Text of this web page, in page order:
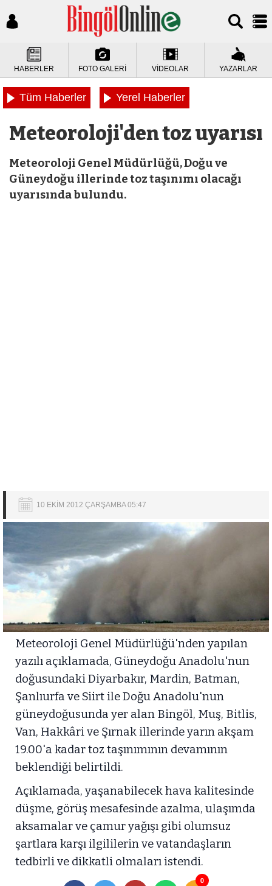
HABERLER FOTO GALERİ VİDEOLAR YAZARLAR
Tüm Haberler Yerel Haberler
Meteoroloji'den toz uyarısı
Meteoroloji Genel Müdürlüğü, Doğu ve
Güneydoğu illerinde toz taşınımı olacağı
uyarısında bulundu.
10 EKİM 2012 ÇARŞAMBA 05:47
Meteoroloji Genel Müdürlüğü'nden yapılan
yazılı açıklamada, Güneydoğu Anadolu'nun
doğusundaki Diyarbakır, Mardin, Batman,
Şanlıurfa ve Siirt ile Doğu Anadolu'nun
güneydoğusunda yer alan Bingöl, Muş, Bitlis,
Van, Hakkâri ve Şırnak illerinde yarın akşam
19.00'a kadar toz taşınımının devamının
beklendiği belirtildi.
Açıklamada, yaşanabilecek hava kalitesinde
düşme, görüş mesafesinde azalma, ulaşımda
aksamalar ve çamur yağışı gibi olumsuz
şartlara karşı ilgililerin ve vatandaşların
tedbirli ve dikkatli olmaları istendi.
0